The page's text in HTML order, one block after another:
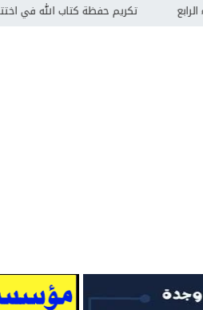
تكريم حفظة كتاب الله في اختتام الدورة